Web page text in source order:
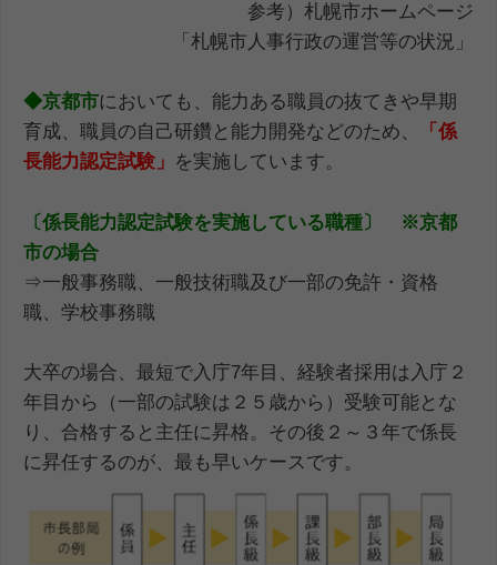
参考）札幌市ホームページ
「札幌市人事行政の運営等の状況」
◆京都市においても、能力ある職員の抜てきや早期
育成、職員の自己研鑽と能力開発などのため、
「係
長能力認定試験」 を実施しています。
〔係長能力認定試験を実施している職種〕 ※京都
市の場合
⇒一般事務職、一般技術職及び一部の免許・資格
職、学校事務職
大卒の場合、最短で入庁7年目、経験者採用は入庁２
年目から（一部の試験は２５歳から）受験可能とな
り、合格すると主任に昇格。その後２～３年で係長
に昇任するのが、最も早いケースです。